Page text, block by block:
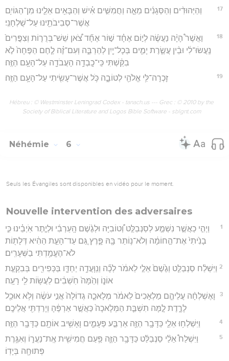
17
וְהַיְּהוּדִ֨ים וְהַסְּגָנִ֜ים מֵאָ֧ה וַחֲמִשִּׁ֣ים אִ֗ישׁ וְהַבָּאִ֥ים אֵלֵ֛ינוּ מִן־הַגּוֹיִ֥ם
אֲשֶׁר־סְבִיבֹתֵ֖ינוּ עַל־שֻׁלְחָנִֽי׃
18
וַאֲשֶׁר֩ הָיָ֨ה נַעֲשֶׂ֜ה לְי֣וֹם אֶחָ֗ד שׁ֣וֹר אֶחָ֞ד צֹ֠אן שֵׁשׁ־בְּרֻר֤וֹת וְצִפֳּרִים֙
נַֽעֲשׂוּ־לִ֔י וּבֵ֨ין עֲשֶׂ֧רֶת יָמִ֛ים בְּכָל־יַ֖יִן לְהַרְבֵּ֑ה וְעִם־זֶ֗ה לֶ֤חֶם הַפֶּחָה֙ לֹ֣א
בִקַּ֔שְׁתִּי כִּֽי־כָֽבְדָ֥ה הָעֲבֹדָ֖ה עַל־הָעָ֥ם הַזֶּֽה׃
19 זָכְרָה־לִּ֥י אֱלֹהַ֖י לְטוֹבָ֑ה כֹּ֥ל אֲשֶׁר־עָשִׂ֖יתִי עַל־הָעָ֥ם הַזֶּֽה׃
Hébreu : © Westminster Leningrad Codex - tanach.us --- Grec : © 2010 by the
Society of Biblical Literature and Logos Bible Software - sblgnt.com
Néhémie 6
Seuls les Évangiles sont disponibles en vidéo pour le moment.
Nouvelle intervention des adversaires
1
וַיְהִ֣י כַאֲשֶׁ֣ר נִשְׁמַ֣ע לְסַנְבַלַּ֣ט וְ֠טוֹבִיָּה וּלְגֶ֨שֶׁם הָֽעַרְבִ֜י וּלְיֶ֣תֶר אֹֽיְבֵ֗ינוּ כִּ֤י
בָנִ֙יתִי֙ אֶת־הַ֣חוֹמָ֔ה וְלֹא־נ֥וֹתַר בָּ֖הּ פָּ֑רֶץ גַּ֚ם עַד־הָעֵ֣ת הַהִ֔יא דְּלָת֖וֹת
לֹא־הֶעֱמַ֥דְתִּי בַשְּׁעָרִֽים׃
2 וַיִּשְׁלַ֨ח סַנְבַלַּ֤ט וְגֶ֙שֶׁם֙ אֵלַ֣י לֵאמֹ֔ר לְכָ֞ה וְנִֽוָּעֲדָ֥ה יַחְדָּ֛ו בַּכְּפִירִ֖ים בְּבִקְעַ֣ת
אוֹנ֑וֹ וְהֵ֙מָּה֙ חֹֽשְׁבִ֔ים לַעֲשׂ֥וֹת לִ֖י רָעָֽה׃
3
וָאֶשְׁלְחָ֨ה עֲלֵיהֶ֤ם מַלְאָכִים֙ לֵאמֹ֔ר מְלָאכָ֤ה גְדוֹלָה֙ אֲנִ֣י עֹשֶׂ֔ה וְלֹ֥א אוּכַ֖ל
לָרֶ֑דֶת לָ֣מָּה תִשְׁבַּ֤ת הַמְּלָאכָה֙ כַּאֲשֶׁ֣ר אַרְפֶּ֔הָ וְיָרַדְתִּ֖י אֲלֵיכֶֽם׃
4 וַיִּשְׁלְח֥וּ אֵלַ֛י כַּדָּבָ֥ר הַזֶּ֖ה אַרְבַּ֣ע פְּעָמִ֑ים וָאָשִׁ֥יב אוֹתָ֖ם כַּדָּבָ֥ר הַזֶּֽה׃
5
וַיִּשְׁלַח֩ אֵלַ֨י סַנְבַלַּ֜ט כַּדָּבָ֥ר הַזֶּ֛ה פַּ֥עַם חֲמִישִׁ֖ית אֶֽת־נַעֲר֑וֹ וְאִגֶּ֥רֶת
פְּתוּחָ֖ה בְּיָדֽוֹ׃